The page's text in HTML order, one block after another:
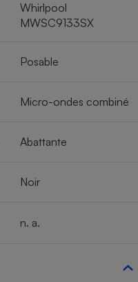
Whirlpool
MWSC9133SX
Posable
Micro-ondes combiné
Abattante
Noir
n. a.